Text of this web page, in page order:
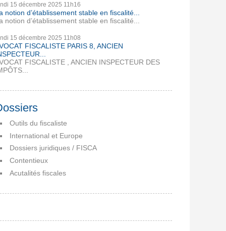
15 décembre 2025 11h16
notion d’établissement stable en fiscalité...
notion d’établissement stable en fiscalité...
15 décembre 2025 11h08
FISCALISTE PARIS 8, ANCIEN
FISCALISTE , ANCIEN INSPECTEUR DES
Outils du fiscaliste
International et Europe
Dossiers juridiques / FISCA
Contentieux
Acutalités fiscales